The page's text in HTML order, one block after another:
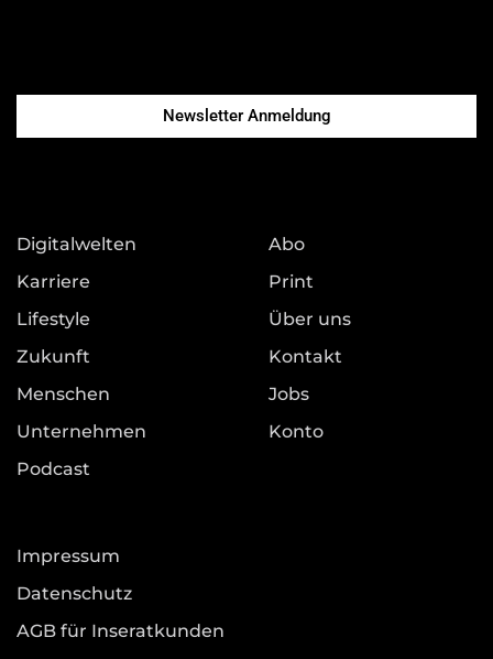
Newsletter Anmeldung
Digitalwelten
Karriere
Lifestyle
Zukunft
Menschen
Unternehmen
Podcast
Abo
Print
Über uns
Kontakt
Jobs
Konto
Impressum
Datenschutz
AGB für Inseratkunden